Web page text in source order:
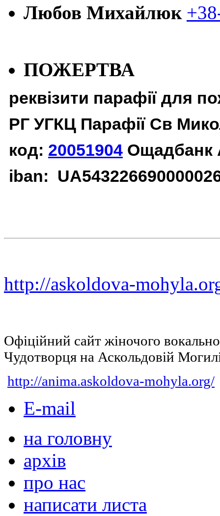
Любов Михайлюк
ПОЖЕРТВА
реквізити парафії для
РГ УГКЦ Парафії Св
код: 20051904 Ощадбанк
iban:
http://askoldova-
Офіційний сайт жіночого
Чудотворця на Аскольдовій
http://anima.askoldova-mohyla.org/
E-mail
на головну
архів
про нас
написати листа